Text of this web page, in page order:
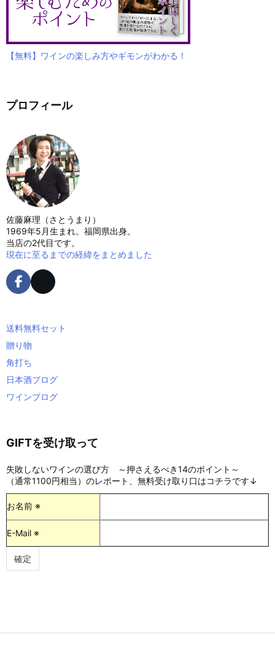
【無料】ワインの楽しみ方やギモンがわかる！
プロフィール
佐藤麻理（さとうまり）
1969年5月生まれ。福岡県出身。
当店の2代目です。
現在に至るまでの経緯をまとめました
送料無料セット
贈り物
角打ち
日本酒ブログ
ワインブログ
GIFTを受け取って
失敗しないワインの選び方 ～押さえるべき14のポイント～
（通常1100円相当）のレポート、無料受け取り口はコチラです↓
お名前 ※
E-Mail ※